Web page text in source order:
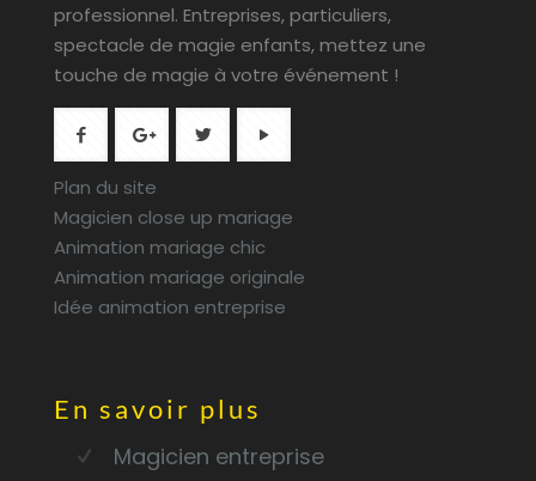
professionnel. Entreprises, particuliers,
spectacle de magie enfants, mettez une
touche de magie à votre événement !
Plan du site
Magicien close up mariage
Animation mariage chic
Animation mariage originale
Idée animation entreprise
En savoir plus
Magicien entreprise